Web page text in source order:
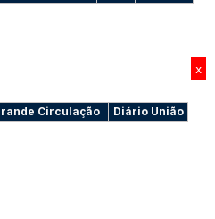
x
Circulação Diário União